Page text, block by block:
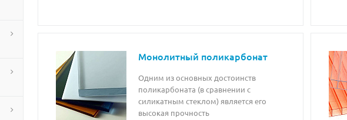
Монолитный поликарбонат
Одним из основных достоинств
поликарбоната (в сравнении с
силикатным стеклом) является его
высокая прочность